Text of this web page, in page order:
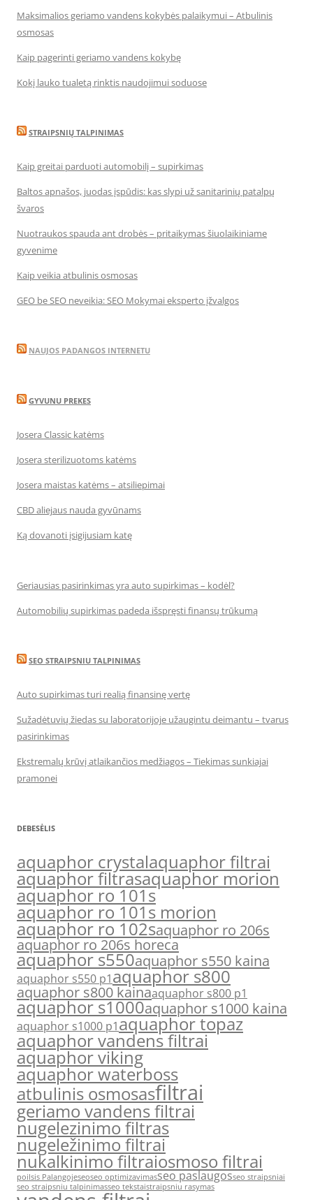
Maksimalios geriamo vandens kokybės palaikymui – Atbulinis
osmosas
Kaip pagerinti geriamo vandens kokybę
Kokį lauko tualetą rinktis naudojimui soduose
STRAIPSNIŲ TALPINIMAS
Kaip greitai parduoti automobilį – supirkimas
Baltos apnašos, juodas įspūdis: kas slypi už sanitarinių patalpų
švaros
Nuotraukos spauda ant drobės – pritaikymas šiuolaikiniame
gyvenime
Kaip veikia atbulinis osmosas
GEO be SEO neveikia: SEO Mokymai eksperto įžvalgos
NAUJOS PADANGOS INTERNETU
GYVUNU PREKES
Josera Classic katėms
Josera sterilizuotoms katėms
Josera maistas katėms – atsiliepimai
CBD aliejaus nauda gyvūnams
Ką dovanoti įsigijusiam katę
Geriausias pasirinkimas yra auto supirkimas – kodėl?
Automobilių supirkimas padeda išspręsti finansų trūkumą
SEO STRAIPSNIU TALPINIMAS
Auto supirkimas turi realią finansinę vertę
Sužadėtuvių žiedas su laboratorijoje užaugintu deimantu – tvarus
pasirinkimas
Ekstremalų krūvį atlaikančios medžiagos – Tiekimas sunkiajai
pramonei
DEBESĖLIS
aquaphor crystalaquaphor filtrai
aquaphor filtrasaquaphor morion
aquaphor ro 101s
aquaphor ro 101s morion
aquaphor ro 102saquaphor ro 206s
aquaphor ro 206s horeca
aquaphor s550aquaphor s550 kaina
aquaphor s550 p1aquaphor s800
aquaphor s800 kainaaquaphor s800 p1
aquaphor s1000aquaphor s1000 kaina
aquaphor s1000 p1aquaphor topaz
aquaphor vandens filtrai
aquaphor viking
aquaphor waterboss
atbulinis osmosasfiltrai
geriamo vandens filtrai
nugelezinimo filtras
nugeležinimo filtrai
nukalkinimo filtraiosmoso filtrai
poilsis Palangojeseoseo optimizavimasseo paslaugosseo straipsniai
seo straipsniu talpinimasseo tekstaistraipsniu rasymas